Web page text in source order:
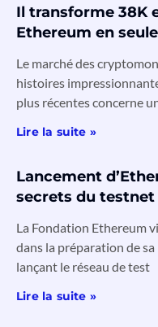
Il transforme 38K
Ethereum en
Le marché des
histoires
plus récentes concerne
Lire la suite »
Lancement
secrets du testnet
La Fondation Ethereum
dans la préparation de
lançant le réseau de test
Lire la suite »